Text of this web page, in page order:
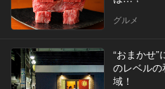
グルメ
“おまかせ
のレベル
域！